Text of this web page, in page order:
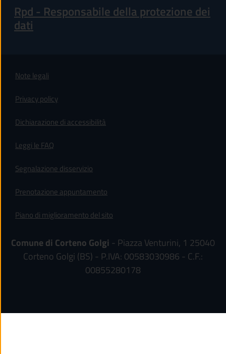
Rpd - Responsabile della protezione dei
dati
Note legali
Privacy policy
Dichiarazione di accessibilità
Leggi le FAQ
Segnalazione disservizio
Prenotazione appuntamento
Piano di miglioramento del sito
Comune di Corteno Golgi - Piazza Venturini, 1 25040
Corteno Golgi (BS) - P.IVA: 00583030986 - C.F.:
00855280178